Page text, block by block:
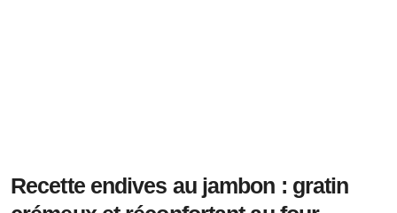
Recette endives au jambon : gratin